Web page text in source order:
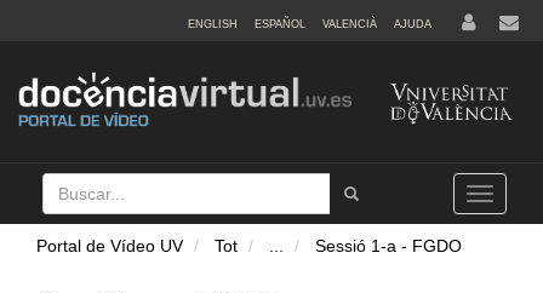
ENGLISH ESPAÑOL VALENCIÀ AJUDA
Buscar
Tramet
Toggle
navigation
Portal de Vídeo UV Tot Sessió 1-a - FGDO